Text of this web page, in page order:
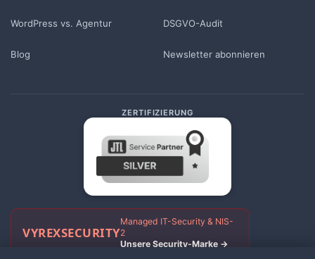
WordPress vs. Agentur
Blog
DSGVO-Audit
Newsletter abonnieren
ZERTIFIZIERUNG
VYREXSECURITY
Managed IT-Security & NIS-
2
Unsere Security-Marke →